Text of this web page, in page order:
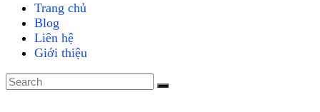
Trang chủ
Blog
Liên hệ
Giới thiệu